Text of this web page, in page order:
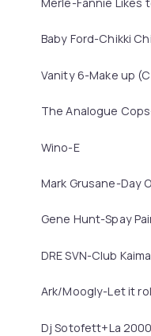
Baby Ford-Chikki
Vanity 6-Make up
The Analogue
Wino-E
Mark Grusane-Day
Gene Hunt-Spay
DRE SVN-Club
Ark/Moogly-Let it
Dj Sotofett+La